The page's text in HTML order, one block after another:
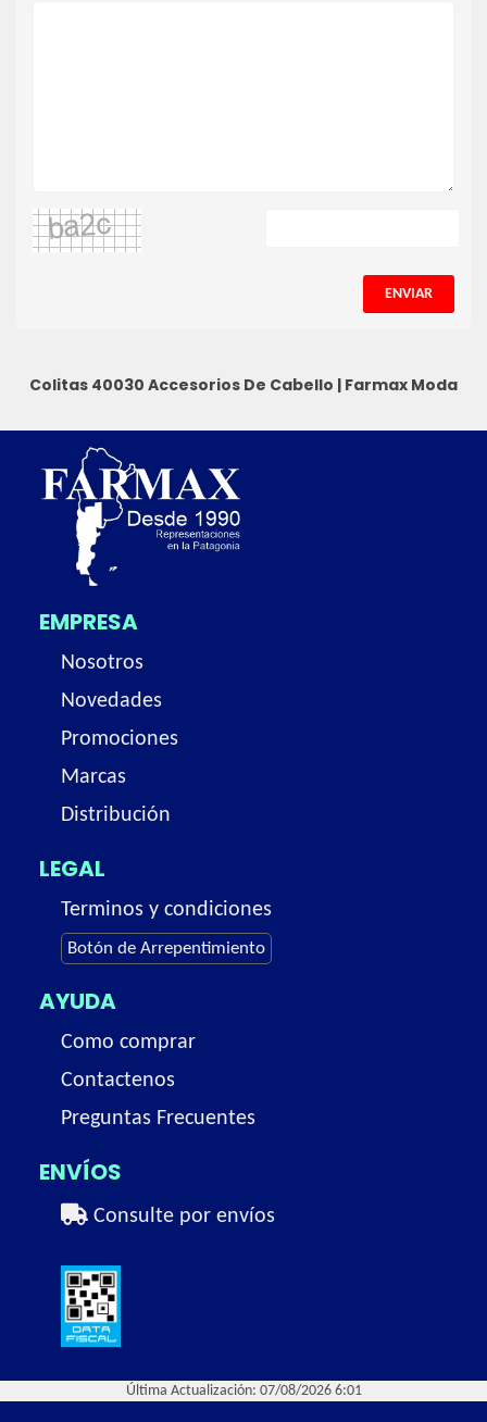
ENVIAR
Colitas 40030 Accesorios De Cabello | Farmax Moda
EMPRESA
Nosotros
Novedades
Promociones
Marcas
Distribución
LEGAL
Terminos y condiciones
Botón de Arrepentimiento
AYUDA
Como comprar
Contactenos
Preguntas Frecuentes
ENVÍOS
Consulte por envíos
Última Actualización: 07/08/2026 6:01